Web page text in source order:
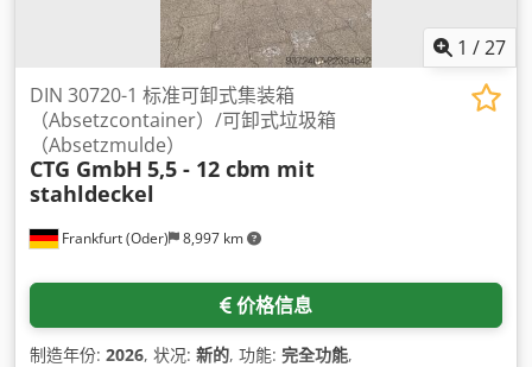
1 /27
Frankfurt (Oder) 8,997 km
DIN 30720-1 标准可卸式集装箱
（Absetzcontainer）/可卸式垃圾箱
（Absetzmulde）
CTG GmbH 5,5 - 12 cbm mit
stahldeckel
价格信息
制造年份: 2026, 状况: 新的, 功能: 完全功能,